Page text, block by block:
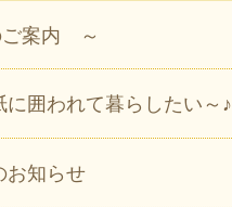
案内 ～
に囲われて暮らしたい～♪
お知らせ